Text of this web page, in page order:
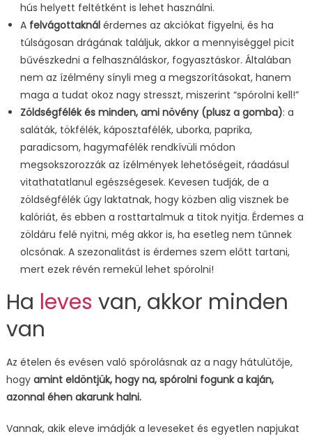
hús helyett feltétként is lehet használni.
A felvágottaknál érdemes az akciókat figyelni, és ha
túlságosan drágának találjuk, akkor a mennyiséggel picit
bűvészkedni a felhasználáskor, fogyasztáskor. Általában
nem az ízélmény sínyli meg a megszorításokat, hanem
maga a tudat okoz nagy stresszt, miszerint “spórolni kell!”
Zöldségfélék és minden, ami növény (plusz a gomba): a
saláták, tökfélék, káposztafélék, uborka, paprika,
paradicsom, hagymafélék rendkívüli módon
megsokszorozzák az ízélmények lehetőségeit, ráadásul
vitathatatlanul egészségesek. Kevesen tudják, de a
zöldségfélék úgy laktatnak, hogy közben alig visznek be
kalóriát, és ebben a rosttartalmuk a titok nyitja. Érdemes a
zöldáru felé nyitni, még akkor is, ha esetleg nem tűnnek
olcsónak. A szezonalitást is érdemes szem előtt tartani,
mert ezek révén remekül lehet spórolni!
Ha leves van, akkor minden
van
Az ételen és evésen való spórolásnak az a nagy hátulütője,
hogy amint eldöntjük, hogy na, spórolni fogunk a kaján,
azonnal éhen akarunk halni.
Vannak, akik eleve imádják a leveseket és egyetlen napjukat